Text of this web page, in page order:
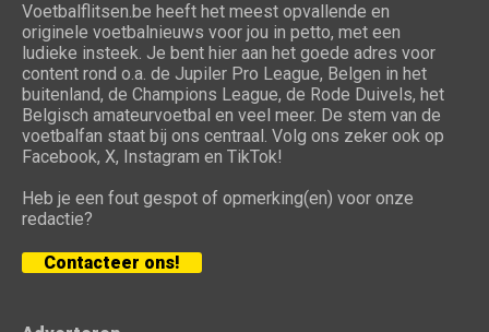
Voetbalflitsen.be heeft het meest opvallende en
originele voetbalnieuws voor jou in petto, met een
ludieke insteek. Je bent hier aan het goede adres voor
content rond o.a. de Jupiler Pro League, Belgen in het
buitenland, de Champions League, de Rode Duivels, het
Belgisch amateurvoetbal en veel meer. De stem van de
voetbalfan staat bij ons centraal. Volg ons zeker ook op
Facebook, X, Instagram en TikTok!
Heb je een fout gespot of opmerking(en) voor onze
redactie?
Contacteer ons!